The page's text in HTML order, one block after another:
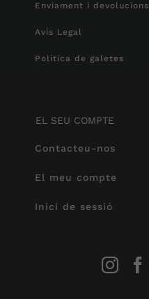
Enviament i devolucions
Avís Legal
Política de galetes
EL SEU COMPTE
Contacteu-nos
El meu compte
Inici de sessió